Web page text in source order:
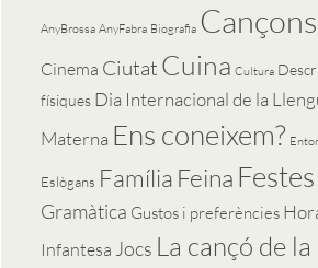
AnyBrossa AnyFabra Biografia Cançons
Cinema Ciutat Cuina Cultura
físiques Dia Internacional de la
Materna Ens coneixem?
Eslògans Família Feina Festes
Gramàtica Gustos i preferències
Infantesa Jocs La cançó de la